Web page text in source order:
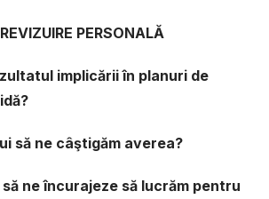
PERSONALĂ
implicării în planuri de
să ne câştigăm averea?
ne încurajeze să lucrăm pentru